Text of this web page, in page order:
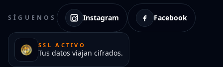
SÍGUENOS Instagram Facebook
SSL ACTIVO
Tus datos viajan cifrados.